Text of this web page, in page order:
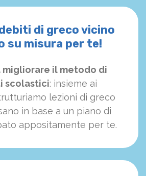
di greco vicino
su misura per te!
migliorare il metodo di
scolastici: insieme ai
lezioni di greco
in base a un piano di
appositamente per te.